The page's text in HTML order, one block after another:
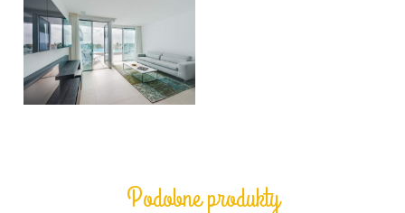
Podobne produkty